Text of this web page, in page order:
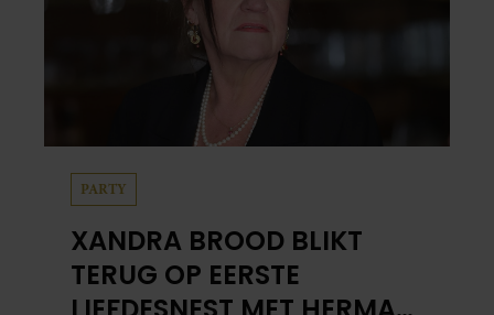
PARTY
XANDRA BROOD BLIKT
TERUG OP EERSTE